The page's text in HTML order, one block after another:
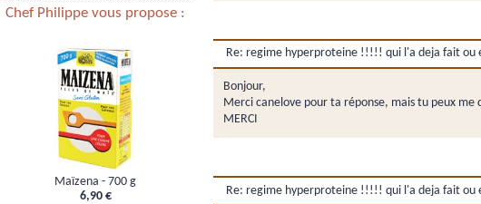
Chef Philippe vous propose :
Maïzena - 700 g
6,90 €
Re: regime hyperproteine !!!!! qui l'a deja fait ou
Bonjour,
Merci canelove pour ta réponse, mais tu peux
MERCI
Re: regime hyperproteine !!!!! qui l'a deja fait ou